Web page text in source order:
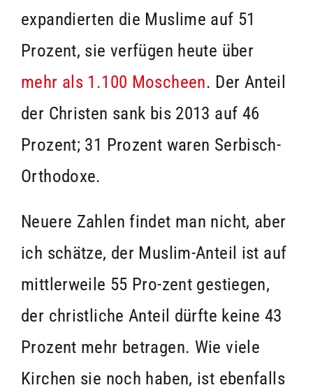
expandierten die Muslime auf 51
Prozent, sie verfügen heute über
mehr als 1.100 Moscheen. Der Anteil
der Christen sank bis 2013 auf 46
Prozent; 31 Prozent waren Serbisch-
Orthodoxe.
Neuere Zahlen findet man nicht, aber
ich schätze, der Muslim-Anteil ist auf
mittlerweile 55 Pro-zent gestiegen,
der christliche Anteil dürfte keine 43
Prozent mehr betragen. Wie viele
Kirchen sie noch haben, ist ebenfalls